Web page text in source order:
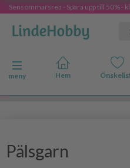
Sensommarsrea - Spara upp till 50% -
Ändra navigering
meny
Pälsgarn